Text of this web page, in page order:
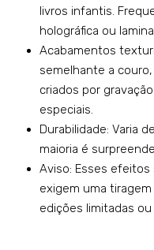
livros infantis.
holográfica ou
Acabamentos
semelhante a
criados por
especiais.
Durabilidade: Varia
maioria é
Aviso: Esses
exigem uma
edições limitadas